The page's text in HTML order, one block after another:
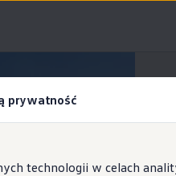
prywatność
technologii w celach